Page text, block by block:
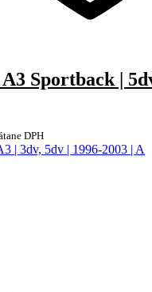
Sportback |
DPH